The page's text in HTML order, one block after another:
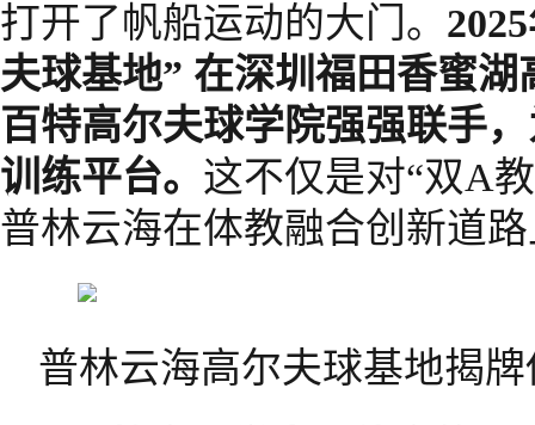
打开了帆船运动的大门。
夫球基地” 在深圳福田香蜜
百特高尔夫球学院强强联手
训练平台。 这不仅是对“双A
普林云海在体教融合创新道
普林云海高尔夫球基地揭